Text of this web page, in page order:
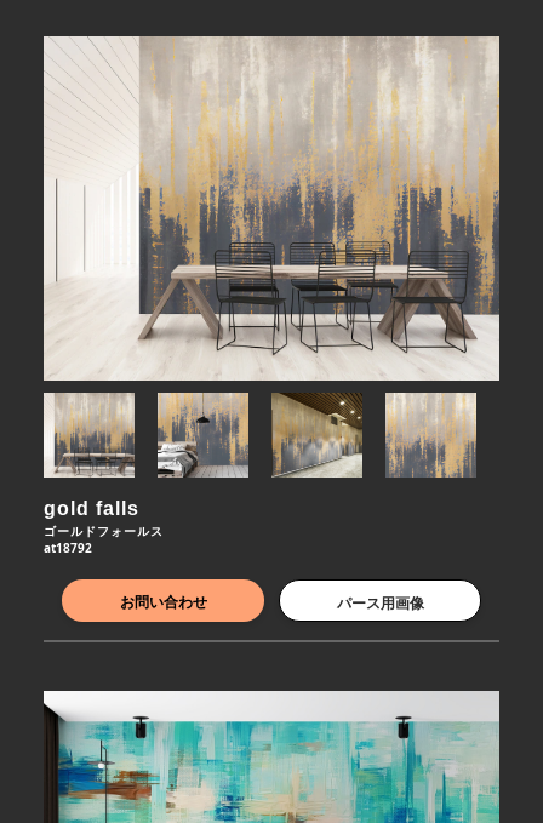
gold falls
ゴールドフォールス
at18792
お問い合わせ パース用画像